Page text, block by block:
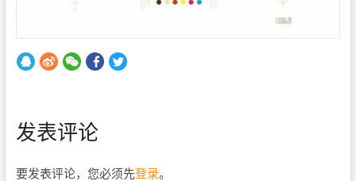
发表评论
要发表评论，您必须先登录。